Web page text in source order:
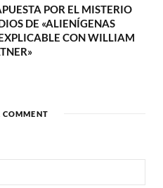
POR EL MISTERIO
DE «ALIENÍGENAS
CON WILLIAM
COMMENT